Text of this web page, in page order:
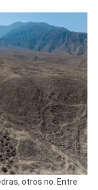
otros no. Entre